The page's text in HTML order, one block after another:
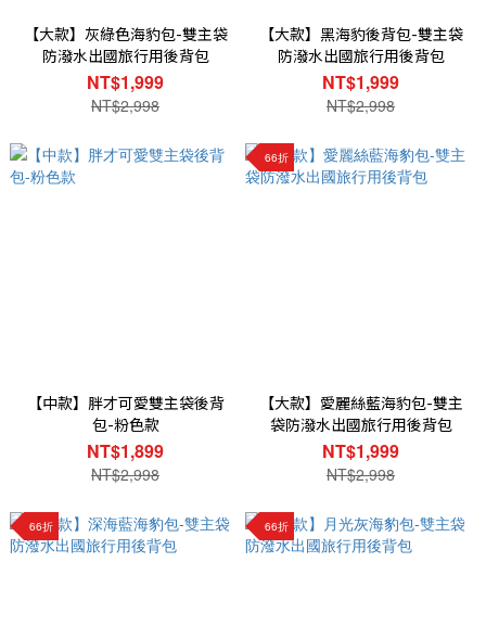
【大款】灰綠色海豹包-雙主袋
防潑水出國旅行用後背包
NT$1,999
NT$2,998
【大款】黑海豹後背包-雙主袋
防潑水出國旅行用後背包
NT$1,999
NT$2,998
【中款】胖才可愛雙主袋後背
包-粉色款
NT$1,899
NT$2,998
66折
【大款】愛麗絲藍海豹包-雙主
袋防潑水出國旅行用後背包
NT$1,999
NT$2,998
66折 66折